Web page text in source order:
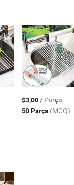
$3,00/ Parça
50 Parça (MOQ)